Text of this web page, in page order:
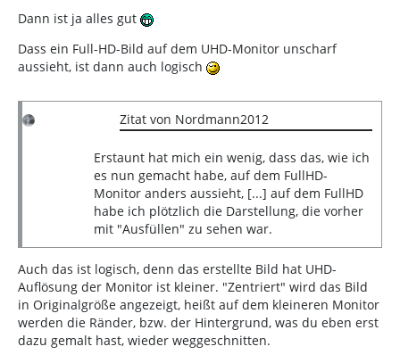
Dann ist ja alles gut
Dass ein Full-HD-Bild auf dem UHD-Monitor unscharf
aussieht, ist dann auch logisch
Zitat von Nordmann2012
Erstaunt hat mich ein wenig, dass das, wie ich
es nun gemacht habe, auf dem FullHD-
Monitor anders aussieht, [...] auf dem FullHD
habe ich plötzlich die Darstellung, die vorher
mit "Ausfüllen" zu sehen war.
Auch das ist logisch, denn das erstellte Bild hat UHD-
Auflösung der Monitor ist kleiner. "Zentriert" wird das Bild
in Originalgröße angezeigt, heißt auf dem kleineren Monitor
werden die Ränder, bzw. der Hintergrund, was du eben erst
dazu gemalt hast, wieder weggeschnitten.